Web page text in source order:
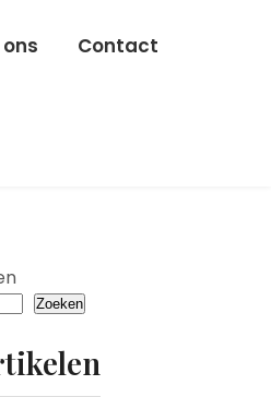
Contact
Zoeken